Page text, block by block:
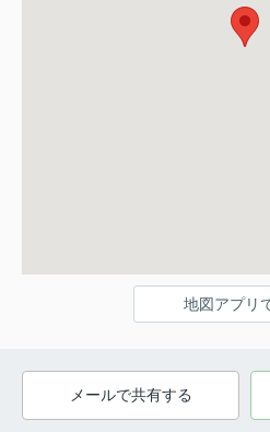
地図アプリ
メールで共有する